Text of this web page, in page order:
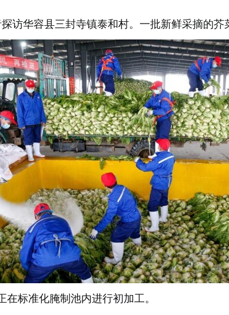
访华容县三封寺镇泰和村。一批新鲜采摘的芥
标准化腌制池内进行初加工。